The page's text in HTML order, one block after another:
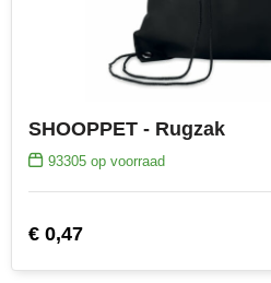
SHOOPPET - Rugzak
93305op voorraad
€ 0,47